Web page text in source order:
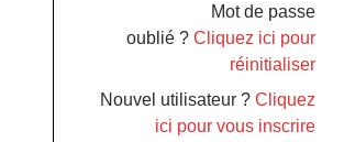
Mot de passe
oublié ?Cliquez ici pour
réinitialiser
Nouvel utilisateur ?Cliquez
ici pour vous inscrire